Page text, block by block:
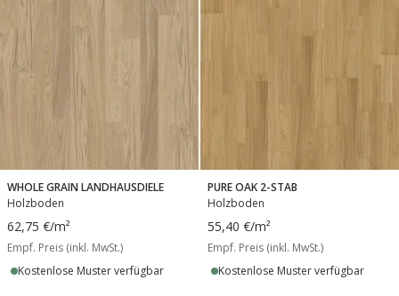
WHOLE GRAIN LANDHAUSDIELE
Holzboden
62,75 €/m²
Empf. Preis (inkl. MwSt.)
Kostenlose Muster verfügbar
PURE OAK 2-STAB
Holzboden
55,40 €/m²
Empf. Preis (inkl. MwSt.)
Kostenlose Muster verfügbar